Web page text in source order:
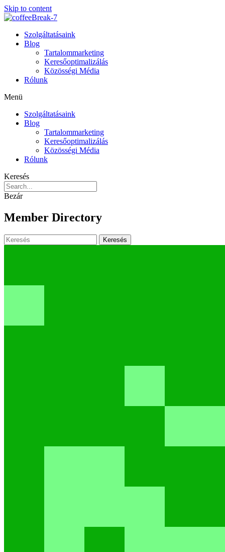
Skip to content
Szolgáltatásaink
Blog
Tartalommarketing
Keresőoptimalizálás
Közösségi Média
Rólunk
Menü
Szolgáltatásaink
Blog
Tartalommarketing
Keresőoptimalizálás
Közösségi Média
Rólunk
Keresés
Bezár
Member Directory